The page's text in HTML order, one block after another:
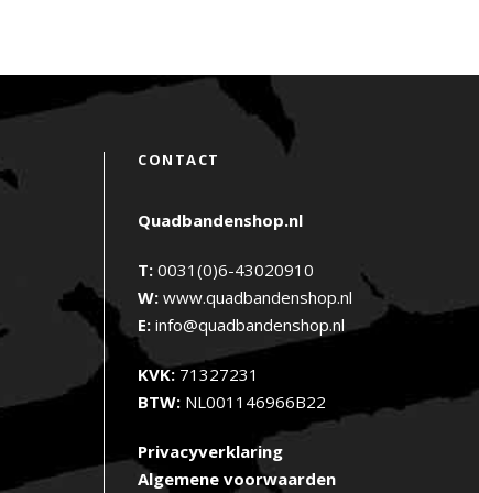
CONTACT
Quadbandenshop.nl
T: 0031(0)6-43020910
W: www.quadbandenshop.nl
E: info@quadbandenshop.nl
KVK: 71327231
BTW: NL001146966B22
Privacyverklaring
Algemene voorwaarden